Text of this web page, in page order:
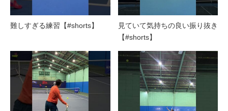
難しすぎる練習【#shorts】
見ていて気持ちの良い振り抜き
【#shorts】